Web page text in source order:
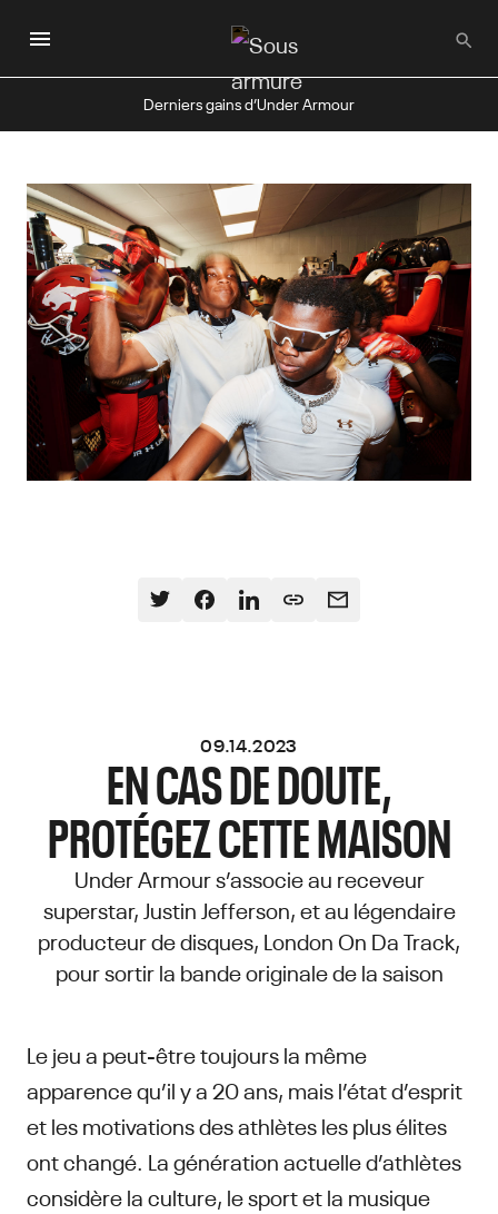
au
principal
Derniers gains d’Under Armour
09.14.2023
EN CAS DE DOUTE,
PROTÉGEZ CETTE MAISON
Under Armour s’associe au receveur
superstar, Justin Jefferson, et au légendaire
producteur de disques, London On Da Track,
pour sortir la bande originale de la saison
Le jeu a peut-être toujours la même
apparence qu’il y a 20 ans, mais l’état d’esprit
et les motivations des athlètes les plus élites
ont changé. La génération actuelle d’athlètes
considère la culture, le sport et la musique